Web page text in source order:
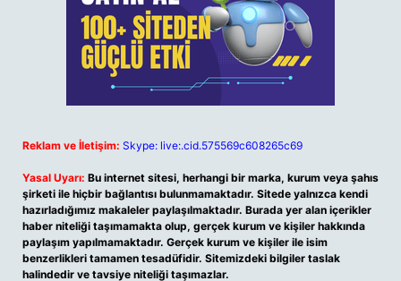
Reklam ve İletişim: Skype: live:.cid.575569c608265c69
Yasal Uyarı: Bu internet sitesi, herhangi bir marka, kurum veya şahıs
şirketi ile hiçbir bağlantısı bulunmamaktadır. Sitede yalnızca kendi
hazırladığımız makaleler paylaşılmaktadır. Burada yer alan içerikler
haber niteliği taşımamakta olup, gerçek kurum ve kişiler hakkında
paylaşım yapılmamaktadır. Gerçek kurum ve kişiler ile isim
benzerlikleri tamamen tesadüfidir. Sitemizdeki bilgiler taslak
halindedir ve tavsiye niteliği taşımazlar.